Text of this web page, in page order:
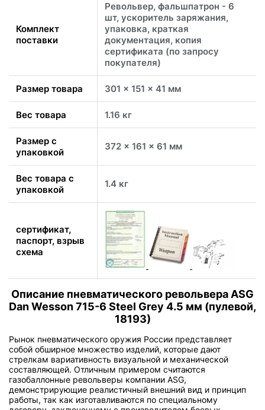
Комплект
поставки
Револьвер, фальшпатрон - 6
шт, ускоритель заряжания,
упаковка, краткая
документация, копия
сертификата (по запросу
покупателя)
Размер товара 301 x 151 x 41 мм
Вес товара 1.16 кг
Размер с
упаковкой
372 x 161 x 61 мм
Вес товара с
упаковкой
1.4 кг
сертификат,
паспорт, взрыв
схема
Описание пневматического револьвера ASG
Dan Wesson 715-6 Steel Grey 4.5 мм (пулевой,
18193)
Рынок пневматического оружия России представляет
собой обширное множество изделий, которые дают
стрелкам вариативность визуальной и механической
составляющей. Отличным примером считаются
газобаллонные револьверы компании ASG,
демонстрирующие реалистичный внешний вид и принцип
работы, так как изготавливаются по специальному